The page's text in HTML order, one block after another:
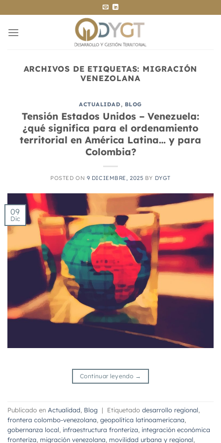
al
contenido
ARCHIVOS DE ETIQUETAS: MIGRACIÓN
VENEZOLANA
ACTUALIDAD, BLOG
Tensión Estados Unidos – Venezuela:
¿qué significa para el ordenamiento
territorial en América Latina… y para
Colombia?
POSTED ON 9 DICIEMBRE, 2025 BY DYGT
09
Dic
Continuar leyendo →
Publicado en Actualidad, Blog | Etiquetado desarrollo regional,
frontera colombo-venezolana, geopolítica latinoamericana,
gobernanza local, infraestructura fronteriza, integración económica
fronteriza, migración venezolana, movilidad urbana y regional,